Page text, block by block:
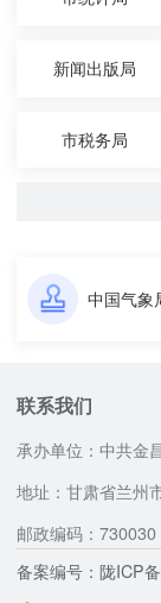
新闻出版局
市税务局
中国气象
联系我们
承办单位：中共金
地址：甘肃省兰州
邮政编码：730030
备案编号：陇ICP